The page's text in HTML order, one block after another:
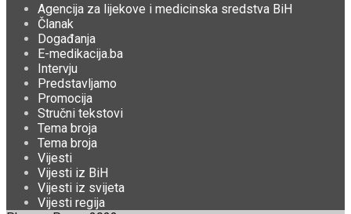
Agencija za lijekove i medicinska sredstva BiH
Članak
Događanja
E-medikacija.ba
Intervju
Predstavljamo
Promocija
Stručni tekstovi
Tema broja
Tema broja
Vijesti
Vijesti iz BiH
Vijesti iz svijeta
Vijesti regija